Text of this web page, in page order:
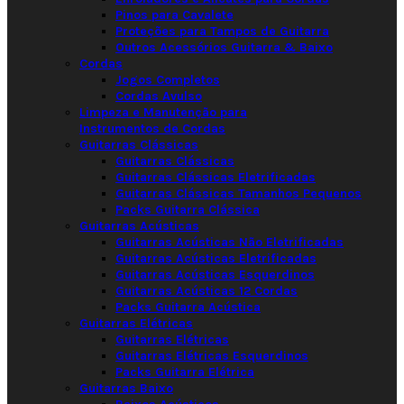
Pinos para Cavalete
Proteções para Tampos de Guitarra
Outros Acessórios Guitarra & Baixo
Cordas
Jogos Completos
Cordas Avulso
Limpeza e Manutenção para
Instrumentos de Cordas
Guitarras Clássicas
Guitarras Clássicas
Guitarras Clássicas Eletrificadas
Guitarras Clássicas Tamanhos Pequenos
Packs Guitarra Clássica
Guitarras Acústicas
Guitarras Acústicas Não Eletrificadas
Guitarras Acústicas Eletrificadas
Guitarras Acústicas Esquerdinos
Guitarras Acústicas 12 Cordas
Packs Guitarra Acústica
Guitarras Elétricas
Guitarras Elétricas
Guitarras Elétricas Esquerdinos
Packs Guitarra Elétrica
Guitarras Baixo